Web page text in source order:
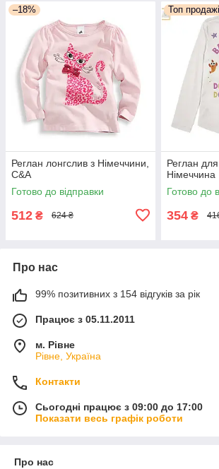
–18%
Реглан лонгслив з Німеччини,
C&A
Готово до відправки
512 ₴ 624 ₴
Топ
Реглан для
Німеччина
Готово до
354 ₴
Про нас
99% позитивних з 154 відгуків за рік
Працює з 05.11.2011
м. Рівне
Рівне, Україна
Контакти
Сьогодні працює з 09:00 до 17:00
Показати весь графік роботи
Про нас